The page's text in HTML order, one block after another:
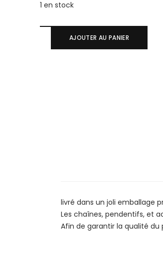
1 en stock
AJOUTER AU PANIER
livré dans un joli emballage
Les chaînes, pendentifs, et
Afin de garantir la qualité